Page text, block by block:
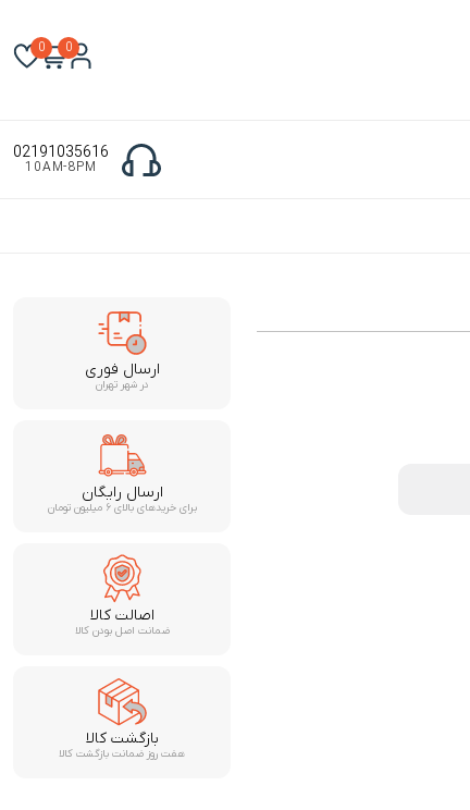
0
0
02191035616
10AM-8PM
ارسال فوری
در شهر تهران
ارسال رایگان
برای خریدهای بالای ۶ میلیون تومان
اصالت کالا
ضمانت اصل بودن کالا
بازگشت کالا
هفت روز ضمانت بازگشت کالا